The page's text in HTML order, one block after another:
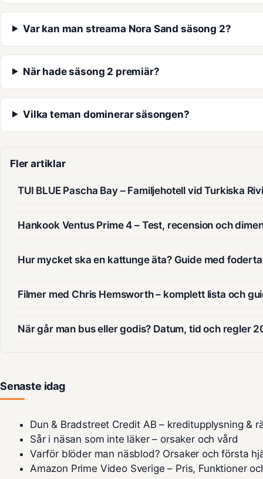
Var kan man streama Nora Sand säsong 2?
När hade säsong 2 premiär?
Vilka teman dominerar säsongen?
Fler artiklar
TUI BLUE Pascha Bay – Familjehotell vid Turkiska
Hankook Ventus Prime 4 – Test, recension och
Hur mycket ska en kattunge äta? Guide med
Filmer med Chris Hemsworth – komplett lista och
När går man bus eller godis? Datum, tid och regler
Senaste idag
Dun & Bradstreet Credit AB – kreditupplysning &
Sår i näsan som inte läker – orsaker och vård
Varför blöder man näsblod? Orsaker och första
Amazon Prime Video Sverige – Pris, Funktioner